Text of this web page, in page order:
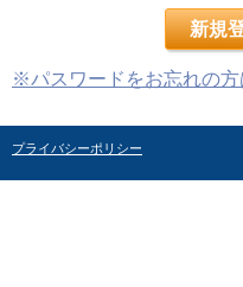
新規
※パスワードをお忘れの方
プライバシーポリシー